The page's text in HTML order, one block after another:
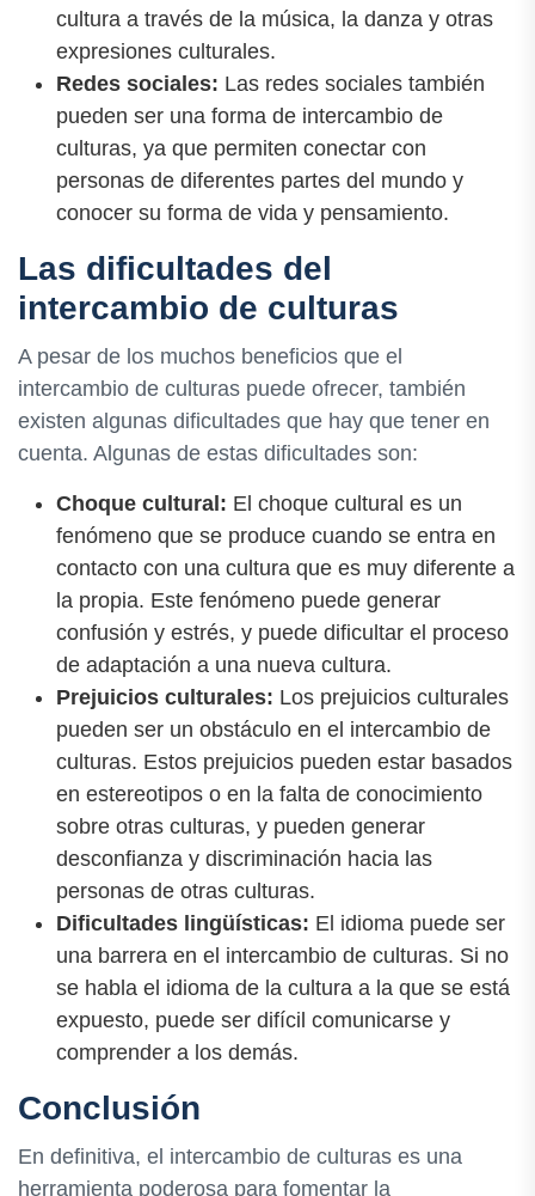
cultura a través de la música, la danza y otras
expresiones culturales.
Redes sociales: Las redes sociales también
pueden ser una forma de intercambio de
culturas, ya que permiten conectar con
personas de diferentes partes del mundo y
conocer su forma de vida y pensamiento.
Las dificultades del
intercambio de culturas
A pesar de los muchos beneficios que el
intercambio de culturas puede ofrecer, también
existen algunas dificultades que hay que tener en
cuenta. Algunas de estas dificultades son:
Choque cultural: El choque cultural es un
fenómeno que se produce cuando se entra en
contacto con una cultura que es muy diferente a
la propia. Este fenómeno puede generar
confusión y estrés, y puede dificultar el proceso
de adaptación a una nueva cultura.
Prejuicios culturales: Los prejuicios culturales
pueden ser un obstáculo en el intercambio de
culturas. Estos prejuicios pueden estar basados
en estereotipos o en la falta de conocimiento
sobre otras culturas, y pueden generar
desconfianza y discriminación hacia las
personas de otras culturas.
Dificultades lingüísticas: El idioma puede ser
una barrera en el intercambio de culturas. Si no
se habla el idioma de la cultura a la que se está
expuesto, puede ser difícil comunicarse y
comprender a los demás.
Conclusión
En definitiva, el intercambio de culturas es una
herramienta poderosa para fomentar la